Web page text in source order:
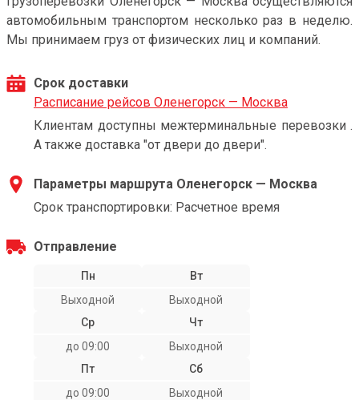
автомобильным транспортом несколько раз в неделю.
Мы принимаем груз от физических лиц и компаний.
Срок доставки
Расписание рейсов Оленегорск — Москва
Клиентам доступны межтерминальные перевозки .
А также доставка "от двери до двери".
Параметры маршрута Оленегорск — Москва
Срок транспортировки: Расчетное время
Отправление
Пн
Выходной
Вт
Выходной
Ср
до 09:00
Чт
Выходной
Пт
до 09:00
Сб
Выходной